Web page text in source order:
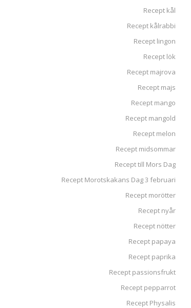
Recept kål
Recept kålrabbi
Recept lingon
Recept lök
Recept majrova
Recept majs
Recept mango
Recept mangold
Recept melon
Recept midsommar
Recept till Mors Dag
Recept Morotskakans Dag 3 februari
Recept morötter
Recept nyår
Recept nötter
Recept papaya
Recept paprika
Recept passionsfrukt
Recept pepparrot
Recept Physalis